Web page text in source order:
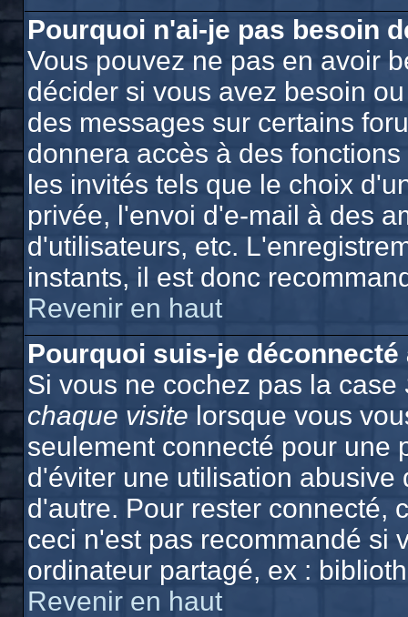
Pourquoi n'ai-je pas besoin
Vous pouvez ne pas en avoir
décider si vous avez besoin
des messages sur certains
donnera accès à des
les invités tels que le choix
privée, l'envoi d'e-mail à des
d'utilisateurs, etc.
instants, il est donc
Revenir en haut
Pourquoi suis-je
Si vous ne cochez pas la case
chaque visite lorsque vous
seulement connecté pour une
d'éviter une utilisation
d'autre. Pour rester connecté,
ceci n'est pas recommandé si
ordinateur partagé, ex :
Revenir en haut